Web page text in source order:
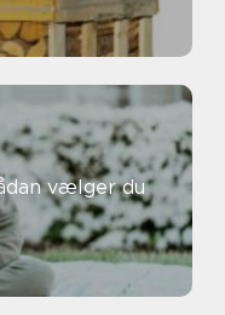
vælger du